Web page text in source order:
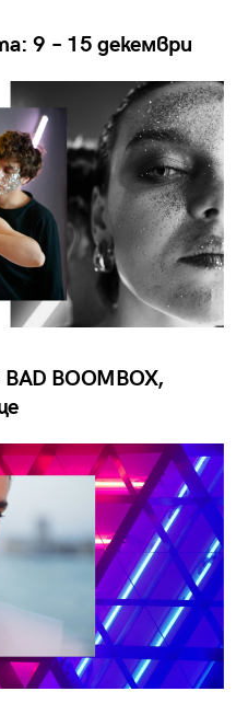
9 – 15 декември
BOOMBOX,